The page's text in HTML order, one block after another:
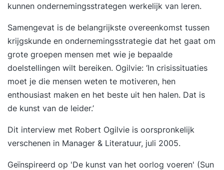
kunnen ondernemingsstrategen werkelijk van leren.
Samengevat is de belangrijkste overeenkomst tussen
krijgskunde en ondernemingsstrategie dat het gaat om
grote groepen mensen met wie je bepaalde
doelstellingen wilt bereiken. Ogilvie: ‘In crisissituaties
moet je die mensen weten te motiveren, hen
enthousiast maken en het beste uit hen halen. Dat is
de kunst van de leider.’
Dit interview met Robert Ogilvie is oorspronkelijk
verschenen in Manager & Literatuur, juli 2005.
Geïnspireerd op 'De kunst van het oorlog voeren' (Sun